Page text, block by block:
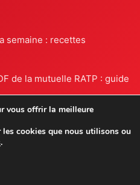
semaine : recettes
de la mutuelle RATP : guide
mobile SPB de Bouygues :
vous offrir la meilleure
cookies que nous utilisons ou
.